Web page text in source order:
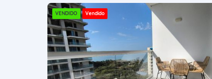
VENDIDO Vendido